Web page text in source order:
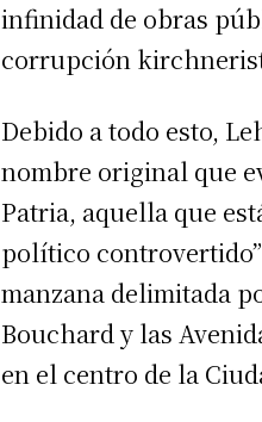
infinidad de obras
corrupción
Debido a todo esto,
nombre original que
Patria, aquella que
político
manzana delimitada
Bouchard y las
en el centro de la